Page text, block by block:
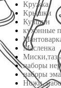
Кружка
Крышки
Кувшин
кухонные
Масленка
наборы
наборы
Ножи,